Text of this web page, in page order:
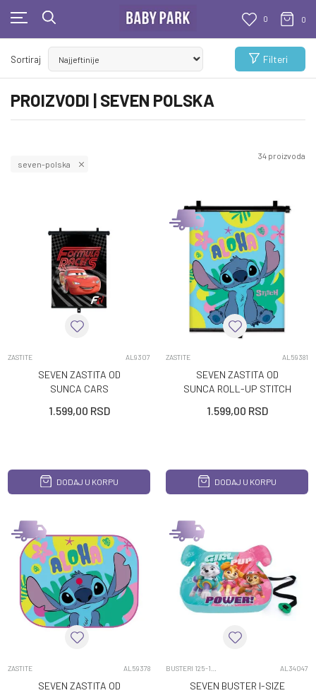
0 0
BESPLATNA ISPORUKA
Za sve porudžbine veće od 1000 RSD
PROIZVODI | SEVEN POLSKA
Sortiraj Filteri
seven-polska
34 proizvoda
ZASTITE AL9307
SEVEN ZASTITA OD
SUNCA CARS
1.599,00 RSD
DODAJ U KORPU
ZASTITE AL59381
SEVEN ZASTITA OD
SUNCA ROLL-UP STITCH
1.599,00 RSD
DODAJ U KORPU
ZASTITE AL59378
SEVEN ZASTITA OD
AL34047
SEVEN BUSTER I-SIZE